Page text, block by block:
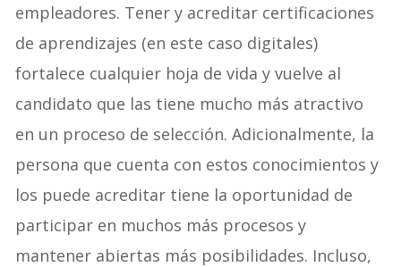
empleadores. Tener y acreditar certificaciones
de aprendizajes (en este caso digitales)
fortalece cualquier hoja de vida y vuelve al
candidato que las tiene mucho más atractivo
en un proceso de selección.Adicionalmente, la
persona que cuenta con estos conocimientos y
los puede acreditar tiene la oportunidad de
participar en muchos más procesos y
mantener abiertas más posibilidades. Incluso,